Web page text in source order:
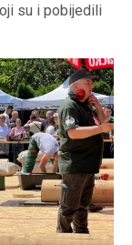
su i pobijedili